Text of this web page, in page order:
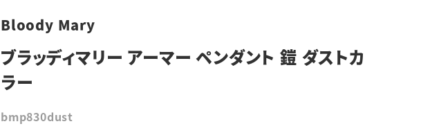
Bloody Mary
ブラッディマリー アーマー ペンダント 鎧 ダストカ
ラー
bmp830dust